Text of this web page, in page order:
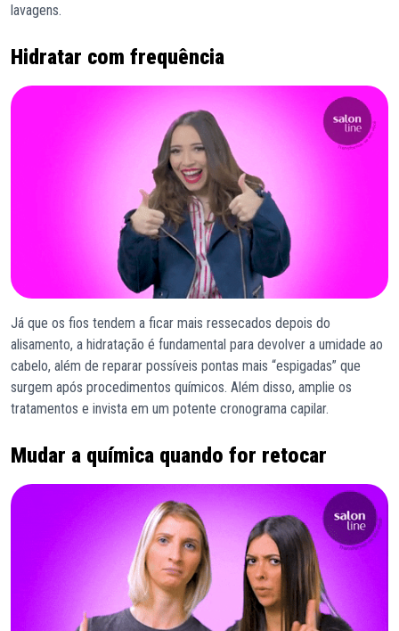
lavagens.
Hidratar com frequência
Já que os fios tendem a ficar mais ressecados depois do
alisamento, a hidratação é fundamental para devolver a umidade ao
cabelo, além de reparar possíveis pontas mais “espigadas” que
surgem após procedimentos químicos. Além disso, amplie os
tratamentos e invista em um potente cronograma capilar.
Mudar a química quando for retocar